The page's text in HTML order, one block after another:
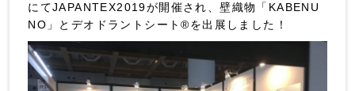
にてJAPANTEX2019が開催され、壁織物「KABENU
NO」とデオドラントシート®を出展しました！